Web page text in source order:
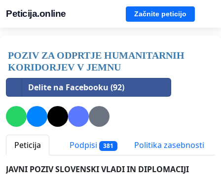
Peticija.online Začnite peticijo
POZIV ZA ODPRTJE HUMANITARNIH
KORIDORJEV V JEMNU
Delite na Facebooku (92)
Peticija Podpisi 381 Politika zasebnosti
JAVNI POZIV SLOVENSKI VLADI IN DIPLOMACIJI